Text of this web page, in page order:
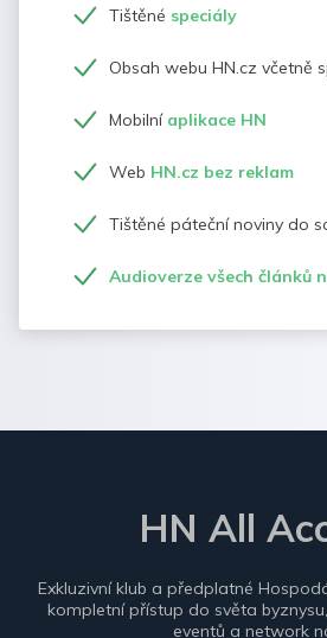
Tištěné speciály
Obsah webu HN.cz včetně
Mobilní aplikace HN
Web HN.cz bez reklam
Tištěné páteční noviny do
Audioverze všech článků
HN All
Exkluzivní klub a předplatné
kompletní přístup do světa
eventů a network